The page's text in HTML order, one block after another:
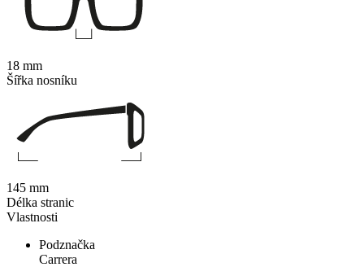
Vlastnosti
Podznačka
Carrera
18 mm
Šířka nosníku
145 mm
Délka stranic